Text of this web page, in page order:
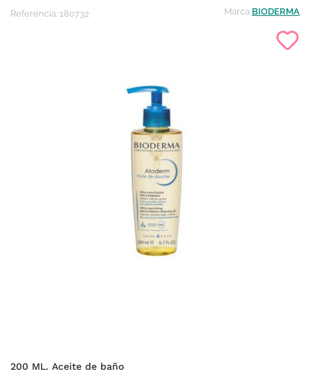
Referencia: 180732 Marca BIODERMA
200 ML. Aceite de baño